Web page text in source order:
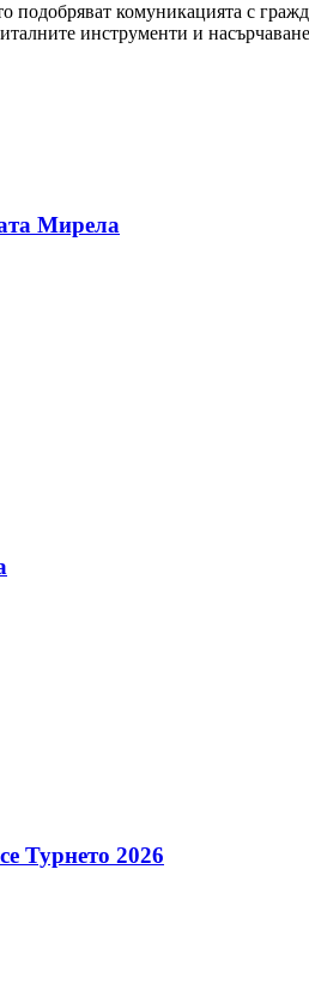
комуникацията с
инструменти и
Мирела
Турнето 2026